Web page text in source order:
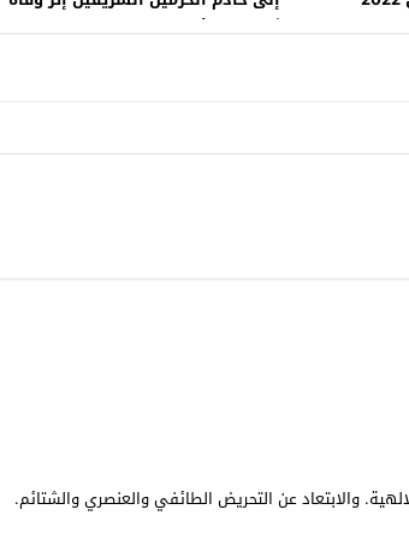
شقيقته الأميرة لطيفة بنت عبد العزيز
والابتعاد عن التحريض الطائفي والعنصري والشتائم.